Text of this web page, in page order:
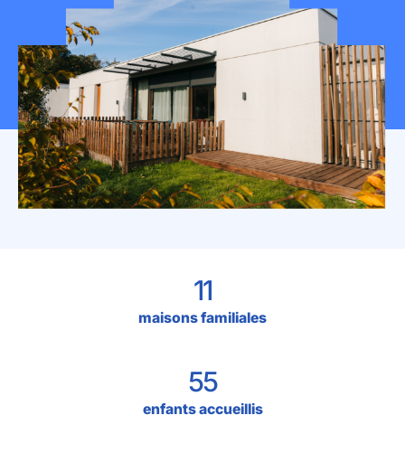
11
maisons familiales
55
enfants accueillis